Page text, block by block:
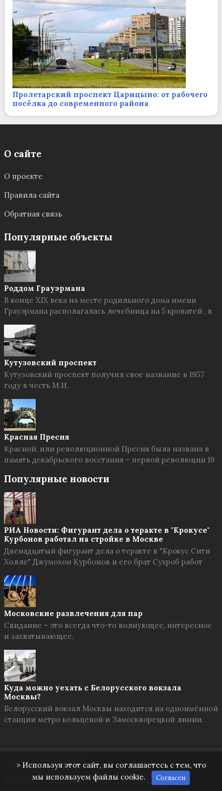
Пролетарский проспект Царицыно: от рабочего
посёлка до современного района
О сайте
О проекте
Правила сайта
Обратная связь
Популярные объекты
Роддом Грауэрмана
В конце XIX века на месте родильного дома имени
Грауэрмана располагалась лечебница на 5 кроватей , в
Кутузовский проспект
Кутузовский проспект получил свое название в 1957
году в честь М.И.
Красная Пресня
Красной, или революционной Пресня была названа в
память декабрьского восстания – первой революции 19
Популярные новости
РИА Новости: Фигурант дела о теракте в "Крокусе"
Курбонов работал на стройке в Москве
Двенадцатый фигурант дела о теракте в "Крокус Сити
Холле" Джумохон Курбонов и его брат Сухроб работ
Московские развлечения для пар
Свидание – это всегда что-то волнующее, интересное
и захватывающее.
Куда можно уехать с Белорусского вокзала
Москвы?
Белорусский вокзал Москвы находится на одноимённой
станции метро кольцевой и Замоскворецкой линии.
Твоя Москва © 2026
О проекте
Правила сайта Обратная связь
> Используя этот сайт, вы соглашаетесь с тем, что
мы используем файлы cookie.
Согласен